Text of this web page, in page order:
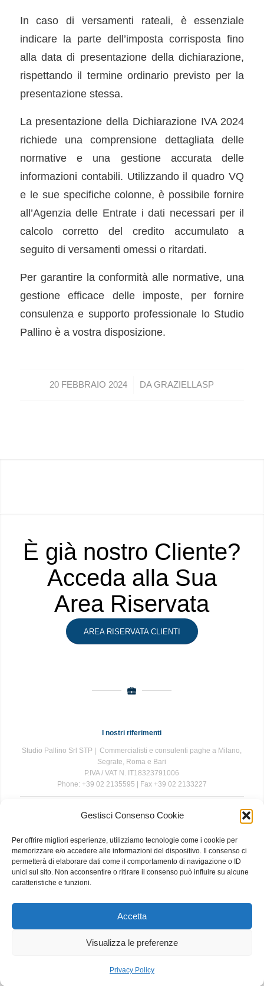
Gestisci Consenso Cookie
Per offrire migliori esperienze, utilizziamo tecnologie come i cookie per
memorizzare e/o accedere alle informazioni del dispositivo. Il consenso ci
permetterà di elaborare dati come il comportamento di navigazione o ID
unici sul sito. Non acconsentire o ritirare il consenso può influire su alcune
caratteristiche e funzioni.
Accetta
Visualizza le preferenze
Privacy Policy
In caso di versamenti rateali, è essenziale
indicare la parte dell’imposta corrisposta fino
alla data di presentazione della dichiarazione,
rispettando il termine ordinario previsto per la
presentazione stessa.
La presentazione della Dichiarazione IVA 2024
richiede una comprensione dettagliata delle
normative e una gestione accurata delle
informazioni contabili. Utilizzando il quadro VQ
e le sue specifiche colonne, è possibile fornire
all’Agenzia delle Entrate i dati necessari per il
calcolo corretto del credito accumulato a
seguito di versamenti omessi o ritardati.
Per garantire la conformità alle normative, una
gestione efficace delle imposte, per fornire
consulenza e supporto professionale lo Studio
Pallino è a vostra disposizione.
20 FEBBRAIO 2024
/ DAGRAZIELLASP
È già nostro Cliente?
Acceda alla Sua
Area Riservata
AREA RISERVATA CLIENTI
I nostri riferimenti
Studio Pallino Srl STP | Commercialisti e consulenti paghe a Milano,
Segrate, Roma e Bari
P.IVA / VAT N. IT18323791006
Phone: +39 02 2135595 | Fax +39 02 2133227
The information contained in this website is for general information
while we endeavour to keep the information up to date and correct, we
make no representations or warranties of any kind, express or implied,
about the completeness, accuracy, reliability, suitability or availability
with respect to the website or the information, products, services, or
related graphics contained on the website for any purpose. Any
|Contact|Privacy and Cookie Policy